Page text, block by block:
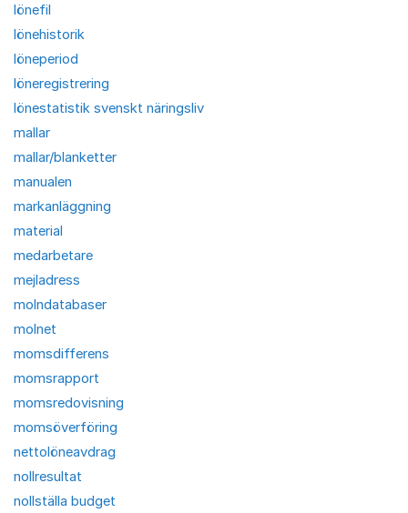
lönefil
lönehistorik
löneperiod
löneregistrering
lönestatistik svenskt näringsliv
mallar
mallar/blanketter
manualen
markanläggning
material
medarbetare
mejladress
molndatabaser
molnet
momsdifferens
momsrapport
momsredovisning
momsöverföring
nettolöneavdrag
nollresultat
nollställa budget